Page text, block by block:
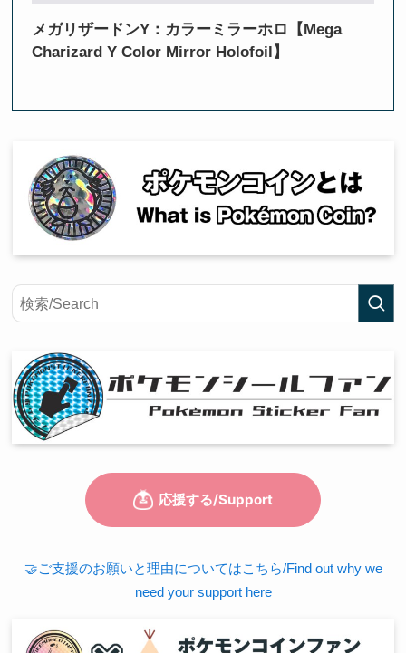
メガリザードンY：カラーミラーホロ【Mega
Charizard Y Color Mirror Holofoil】
🤝ご支援のお願いと理由についてはこちら/Find out why we
need your support here